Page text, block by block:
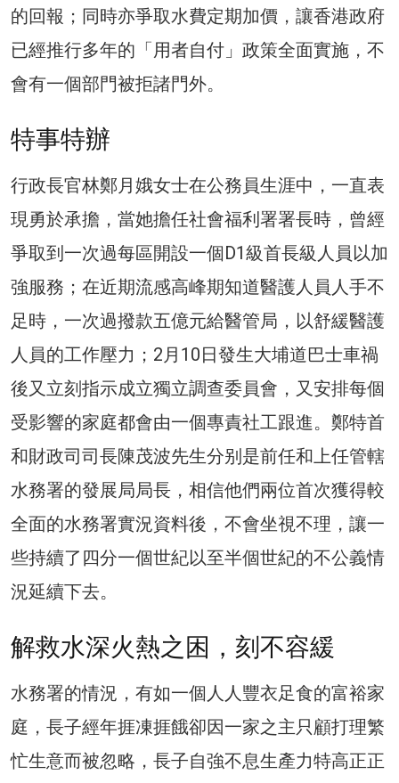
的回報；同時亦爭取水費定期加價，讓香港政府
已經推行多年的「用者自付」政策全面實施，不
會有一個部門被拒諸門外。
特事特辦
行政長官林鄭月娥女士在公務員生涯中，一直表
現勇於承擔，當她擔任社會福利署署長時，曾經
爭取到一次過每區開設一個D1級首長級人員以加
強服務；在近期流感高峰期知道醫護人員人手不
足時，一次過撥款五億元給醫管局，以舒緩醫護
人員的工作壓力；2月10日發生大埔道巴士車禍
後又立刻指示成立獨立調查委員會，又安排每個
受影響的家庭都會由一個專責社工跟進。鄭特首
和財政司司長陳茂波先生分别是前任和上任管轄
水務署的發展局局長，相信他們兩位首次獲得較
全面的水務署實況資料後，不會坐視不理，讓一
些持續了四分一個世紀以至半個世紀的不公義情
況延續下去。
解救水深火熱之困，刻不容緩
水務署的情況，有如一個人人豐衣足食的富裕家
庭，長子經年捱凍捱餓卻因一家之主只顧打理繁
忙生意而被忽略，長子自強不息生產力特高正正